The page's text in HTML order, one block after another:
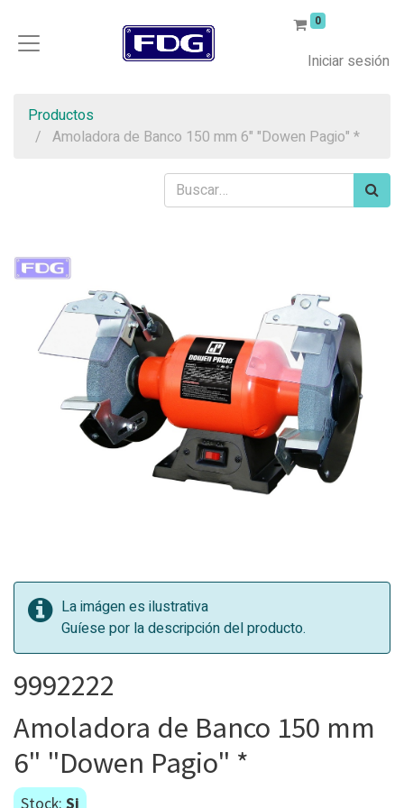
0
Iniciar sesión
Productos
Amoladora de Banco 150 mm 6" "Dowen Pagio" *
La imágen es ilustrativa
Guíese por la descripción del producto.
9992222
Amoladora de Banco 150 mm
6" "Dowen Pagio" *
Stock: Si